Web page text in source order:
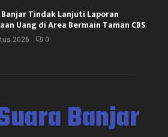
Tindak Lanjuti Laporan
Uang di Area Bermain Taman CBS
2026 0
Banjar